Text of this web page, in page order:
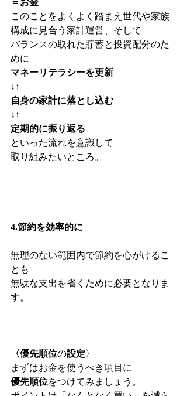
＝お金
このことをよくよく踏まえ世代や家族
構成に見合う家計運営、そして
バランスの取れた貯蓄と投資配分のた
めに
マネーリテラシーを更新
↓↑
自身の家計に落とし込む
↓↑
定期的に振り返る
といった流れを意識して
取り組みたいところ。
4.節約を効率的に
無理のない範囲内で節約を心がけるこ
とも
無駄な支出を省くために必要となりま
す。
〈優先順位の設定〉
まずはお金を使うべき項目に
優先順位をつけてみましょう。